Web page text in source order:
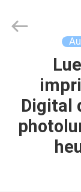
MAISON
PRODUITS
Material
Digital